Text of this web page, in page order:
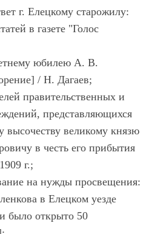
г. Елецкому старожилу:
в газете "Голос
юбилею А. В.
/ Н. Дагаев;
правительственных и
представляющихся
высочеству великому князю
в честь его прибытия
г.;
на нужды просвещения:
в Елецком уезде
было открыто 50